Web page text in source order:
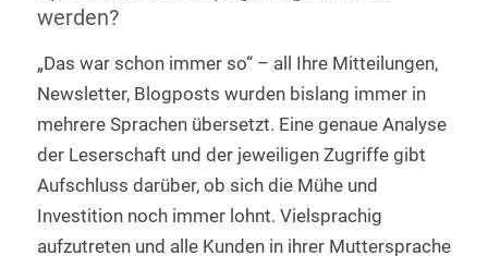
werden?
„Das war schon immer so“ – all Ihre Mitteilungen,
Newsletter, Blogposts wurden bislang immer in
mehrere Sprachen übersetzt. Eine genaue Analyse
der Leserschaft und der jeweiligen Zugriffe gibt
Aufschluss darüber, ob sich die Mühe und
Investition noch immer lohnt. Vielsprachig
aufzutreten und alle Kunden in ihrer Muttersprache